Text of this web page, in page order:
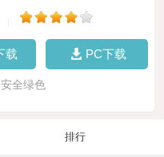
载 PC下载
全绿色
排行